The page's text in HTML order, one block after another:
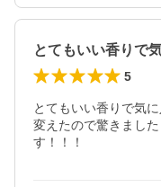
5
とてもいい香りで気
変えたので驚きまし
す！！！